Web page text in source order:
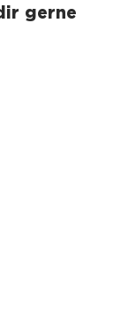
gerne